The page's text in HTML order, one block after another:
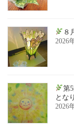
８
2026
第
とな
2026